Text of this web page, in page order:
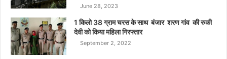
June 28, 2023
1 किलो 38 ग्राम चरस के साथ बंजार शरण गांव की रुकी
देवी को किया महिला गिरफ्तार
September 2, 2022